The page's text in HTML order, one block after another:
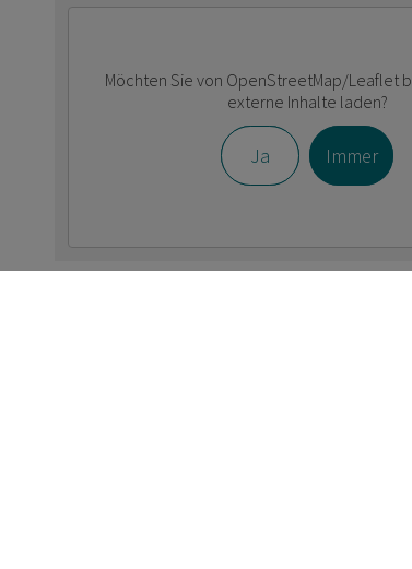
Möchten Sie von OpenStreetMap/Leaflet
externe Inhalte laden?
Ja Immer